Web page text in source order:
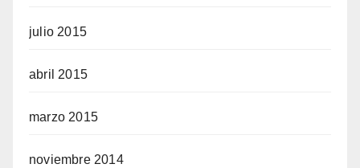
julio 2015
abril 2015
marzo 2015
noviembre 2014